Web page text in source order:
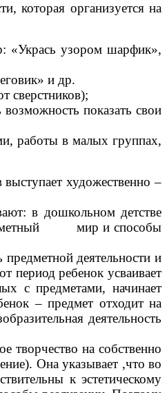
которая организуется на
«Укрась узором шарфик»,
и др.
сверстников);
показать свои
работы в малых группах,
художественно –
в дошкольном детстве
предметный мир и способы
предметной деятельности и
период ребенок усваивает
с предметами, начинает
– предмет отходит на
деятельность
творчество на собственно
Она указывает ,что во
к эстетическому